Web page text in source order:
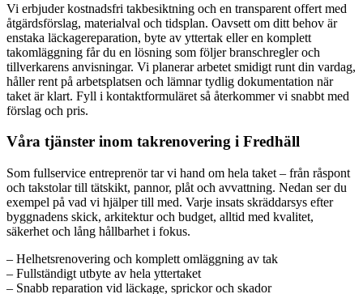
Vi erbjuder kostnadsfri takbesiktning och en transparent offert med
åtgärdsförslag, materialval och tidsplan. Oavsett om ditt behov är
enstaka läckagereparation, byte av yttertak eller en komplett
takomläggning får du en lösning som följer branschregler och
tillverkarens anvisningar. Vi planerar arbetet smidigt runt din vardag,
håller rent på arbetsplatsen och lämnar tydlig dokumentation när
taket är klart. Fyll i kontaktformuläret så återkommer vi snabbt med
förslag och pris.
Våra tjänster inom takrenovering i Fredhäll
Som fullservice entreprenör tar vi hand om hela taket – från råspont
och takstolar till tätskikt, pannor, plåt och avvattning. Nedan ser du
exempel på vad vi hjälper till med. Varje insats skräddarsys efter
byggnadens skick, arkitektur och budget, alltid med kvalitet,
säkerhet och lång hållbarhet i fokus.
– Helhetsrenovering och komplett omläggning av tak
– Fullständigt utbyte av hela yttertaket
– Snabb reparation vid läckage, sprickor och skador